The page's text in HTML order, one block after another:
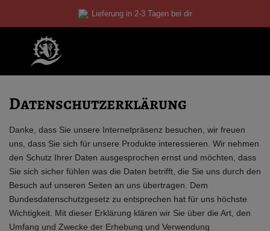
Lieferung in 2-3 Tagen bei dir
Datenschutzerklärung
Danke, dass Sie unsere Internetpräsenz besuchen, wir freuen
uns, dass Sie sich für unsere Produkte interessieren. Wir nehmen
den Schutz Ihrer Daten ausgesprochen ernst und möchten, dass
Sie sich sicher fühlen was die Daten betrifft, die Sie uns durch den
Besuch auf unseren Seiten an uns übertragen. Dem
Bundesdatenschutzgesetz zu entsprechen hat für uns höchste
Wichtigkeit. Mit dieser Erklärung klären wir Sie über die Art, den
Umfang und Zwecke der Erhebung und Verwendung